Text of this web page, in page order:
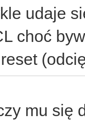
udaje
choć
mu się